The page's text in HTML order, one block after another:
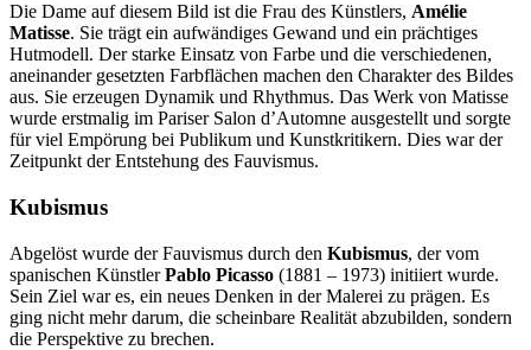
Die Dame auf diesem Bild ist die Frau des Künstlers, Amélie
Matisse. Sie trägt ein aufwändiges Gewand und ein prächtiges
Hutmodell. Der starke Einsatz von Farbe und die verschiedenen,
aneinander gesetzten Farbflächen machen den Charakter des Bildes
aus. Sie erzeugen Dynamik und Rhythmus. Das Werk von Matisse
wurde erstmalig im Pariser Salon d’Automne ausgestellt und sorgte
für viel Empörung bei Publikum und Kunstkritikern. Dies war der
Zeitpunkt der Entstehung des Fauvismus.
Kubismus
Abgelöst wurde der Fauvismus durch den Kubismus, der vom
spanischen KünstlerPablo Picasso (1881 – 1973) initiiert wurde.
Sein Ziel war es, ein neues Denken in der Malerei zu prägen. Es
ging nicht mehr darum, die scheinbare Realität abzubilden, sondern
die Perspektive zu brechen.